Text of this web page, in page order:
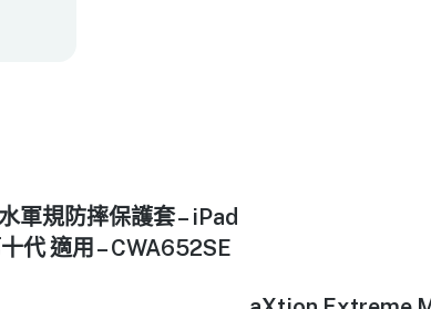
軍規防摔保護套 – iPad
代 適用 – CWA652SE